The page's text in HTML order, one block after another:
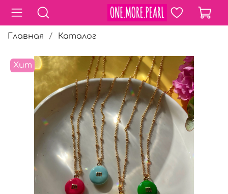
Главная Каталог
Хит